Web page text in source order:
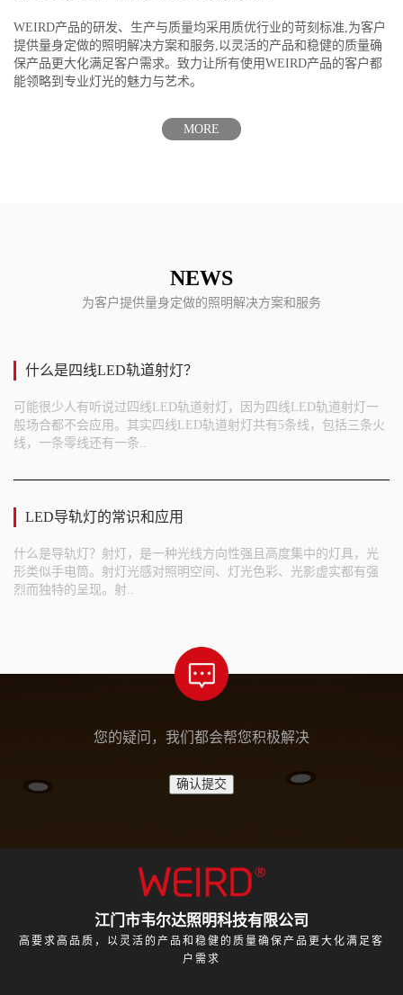
WEIRD产品的研发、生产与质量均采用质优行业的苛刻标准,为客户
提供量身定做的照明解决方案和服务,以灵活的产品和稳健的质量确
保产品更大化满足客户需求。致力让所有使用WEIRD产品的客户都
能领略到专业灯光的魅力与艺术。
MORE
NEWS
为客户提供量身定做的照明解决方案和服务
什么是四线LED轨道射灯？
可能很少人有听说过四线LED轨道射灯，因为四线LED轨道射灯一
般场合都不会应用。其实四线LED轨道射灯共有5条线，包括三条火
线，一条零线还有一条..
LED导轨灯的常识和应用
什么是导轨灯？射灯，是一种光线方向性强且高度集中的灯具，光
形类似手电筒。射灯光感对照明空间、灯光色彩、光影虚实都有强
烈而独特的呈现。射..
您的疑问，我们都会帮您积极解决
江门市韦尔达照明科技有限公司
高要求高品质，以灵活的产品和稳健的质量确保产品更大化满足客
户需求